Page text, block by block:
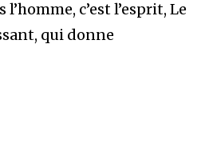
c’est l’esprit, Le
qui donne